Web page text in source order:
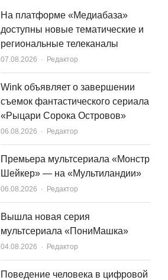
На платформе «Медиабаза»
доступны новые тематические и
региональные телеканалы
07.08.2026 Author
Редактор
Wink объявляет о завершении
съемок фантастического сериала
«Рыцари Сорока Островов»
06.08.2026 Author
Редактор
Премьера мультсериала «Монстр
Шейкер» — на «Мультиландии»
06.08.2026 Author
Редактор
Вышла новая серия
мультсериала «ПониМашка»
04.08.2026 Author
Редактор
Поведение человека в цифровой